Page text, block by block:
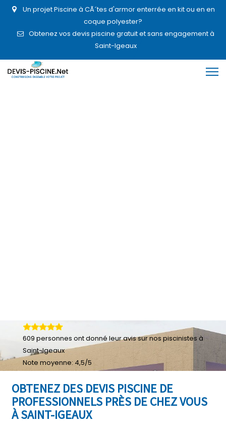
Un projet Piscine à CÃ´tes d'armor enterrée en kit ou en en
coque polyester?
Obtenez vos devis piscine gratuit et sans engagement à
Saint-Igeaux
OBTENEZ DES DEVIS PISCINE DE
PROFESSIONNELS PRÈS DE CHEZ VOUS
À SAINT-IGEAUX
609 personnes ont donné leuravis sur nos piscinistes à
Saint-Igeaux
Note moyenne: 4,5/5